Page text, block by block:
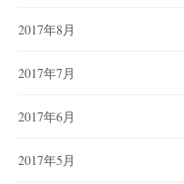
2017年8月
2017年7月
2017年6月
2017年5月